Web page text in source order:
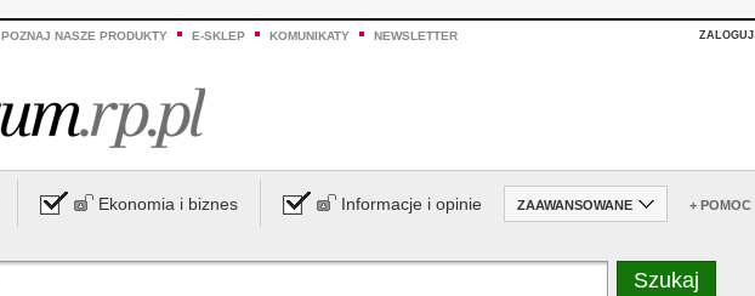
POZNAJ NASZE PRODUKTY E-SKLEP KOMUNIKATY NEWSLETTER ZALOGUJ
Ekonomia i biznes Informacje i opinie ZAAWANSOWANE + POMOC